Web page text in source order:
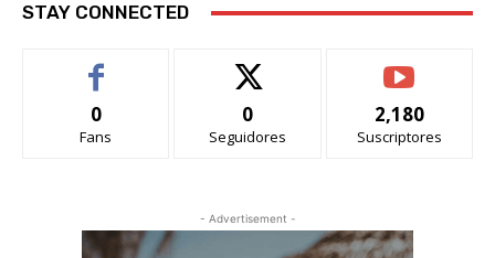
STAY CONNECTED
0
Fans
0
Seguidores
2,180
Suscriptores
- Advertisement -